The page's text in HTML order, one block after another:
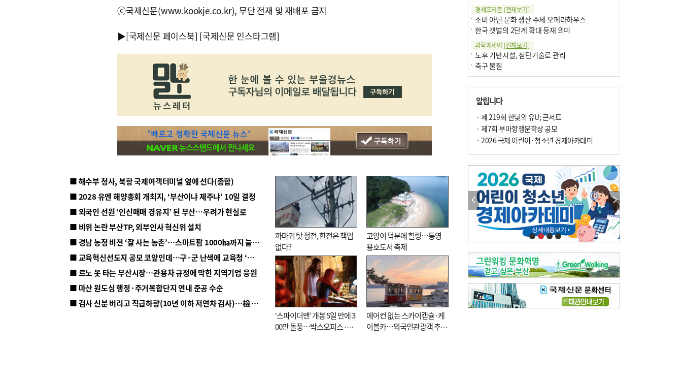
ⓒ국제신문(www.kookje.co.kr), 무단 전재 및 재배포 금지
▶[국제신문 페이스북] [국제신문 인스타그램]
■ 해수부 청사, 북항 국제여객터미널 옆에 선다(종합)
■ 2028 유엔 해양총회 개최지, ‘부산이냐 제주냐’ 10일 결정
■ 외국인 선원 ‘인신매매 경유지’ 된 부산…우려가 현실로
■ 비위 논란 부산TP, 외부인사 혁신위 설치
■ 경남 농정 비전 ‘잘 사는 농촌’…스마트팜 1000㏊까지 늘린다
■ 교육혁신선도지 공모 코앞인데…구·군 난색에 교육청 ‘쩔쩔’
■ 르노 못 타는 부산시장…관용차 규정에 막힌 지역기업 응원
■ 마산 원도심 행정·주거복합단지 연내 준공 수순
■ 검사 신분 버리고 직급하향(10년 이하 저연차 검사)…檢 중수청행 기피
까마귀 탓 정전, 한전은 책임
없다?
고양이 덕분에 힐링…통영
용호도서 축제
‘스파이더맨’ 개봉 5일 만에 3
00만 돌풍…박스오피스·예
에어컨 없는 스카이캡슐·케
이블카…외국인관광객 추억
경제프리즘 [전체보기]
소비 아닌 문화 생산 주체 오페라하우스
한국 갯벌의 2단계 확대 등재 의미
과학에세이 [전체보기]
노후 기반시설, 첨단기술로 관리
축구 물질
부정선거
선관위와 尹의 ‘0점 답안’
기고[전체보기]
환자의 희망, 헌혈의 힘
대학과 지역 ‘연결’이 지역혁신이다
엘리트 자평해온 市 공무원…생중계 회의서 능력 입증을
김준희의 클래식 인사이트[전체보기]
여름날의 애상, 왈츠
빛나는 꿈의 계절, 4월의 노래
김지윤의 우리음악 이야기[전체보기]
세종시대 음악이 전해진 이유
영산회상, 불교음악에서 풍류음악으로
뉴스와 현장[전체보기]
‘800조 투자’ 희비 가른 재생에너지
뜨거워지는 바다, 북쪽으로 열리는 항로
데스크시각[전체보기]
물은 행정구역 경계를 따라 흐르지 않는다
알립니다
· 제 219회 한낮의 유U; 콘서트
· 제7회 부마항쟁문학상 공모
· 2026 국제 어린이·청소년 경제아카데미